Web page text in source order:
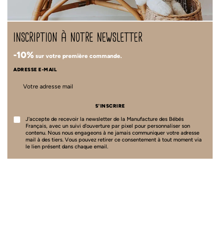
inscription à notre newsletter
-10% sur votre première commande.
ADRESSE E-MAIL
S'INSCRIRE
J'accepte de recevoir la newsletter de la Manufacture des Bébés
Français, avec un suivi d'ouverture par pixel pour personnaliser son
contenu. Nous nous engageons à ne jamais communiquer votre adresse
mail à des tiers. Vous pouvez retirer ce consentement à tout moment via
le lien présent dans chaque email.